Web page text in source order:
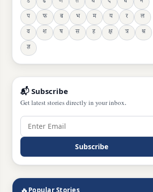
प
फ ब भ म य र
ल
व
श ष स ह क्ष त्र
श्र
ज्ञ
📬 Subscribe
Get latest stories directly in your inbox.
Subscribe
Popular Stories